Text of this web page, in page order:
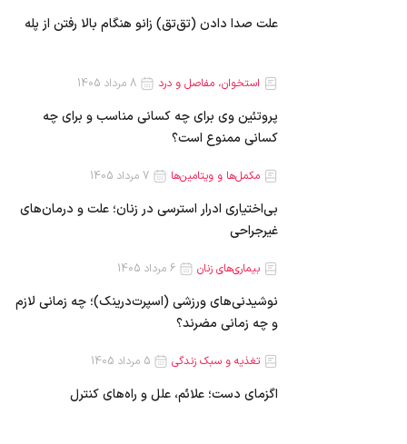
علت صدا دادن (تق‌تق) زانو هنگام بالا رفتن از پله
استخوان، مفاصل و درد
پروتئین وی برای چه کسانی مناسب و برای چه
کسانی ممنوع است؟
مکمل‌ها و ویتامین‌ها
بی‌اختیاری ادرار استرسی در زنان؛ علت و درمان‌های
غیرجراحی
بیماری‌های زنان
نوشیدنی‌های ورزشی (اسپرت‌درینک)؛ چه زمانی لازم
و چه زمانی مضرند؟
تغذیه و سبک زندگی
اگزمای دست؛ علائم، علل و راه‌های کنترل